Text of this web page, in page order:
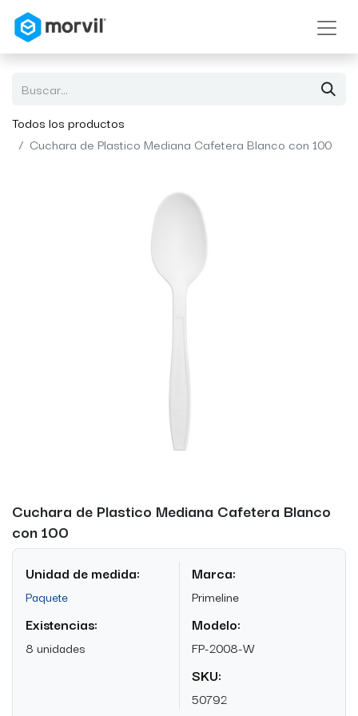
Todos los productos
Cuchara de Plastico Mediana Cafetera Blanco con 100
Cuchara de Plastico Mediana Cafetera Blanco
con 100
Unidad de medida:
Paquete
Existencias:
8 unidades
Marca:
Primeline
Modelo:
FP-2008-W
SKU:
50792